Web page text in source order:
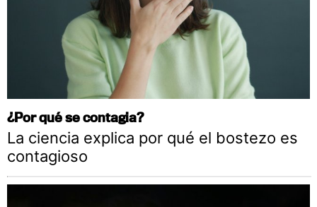
¿Por qué se contagia?
La ciencia explica por qué el bostezo es
contagioso